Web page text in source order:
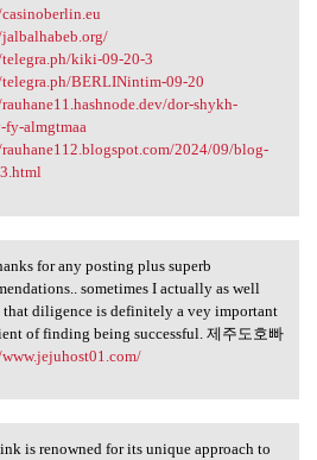
kiki-09-20-3
BERLINintim-09-20
dor-shykh-
fy-almgtmaa
2024/09/blog-
for any posting
for any posting plus superb
sometimes I actually as well
that diligence is definitely a vey important
of finding being successful. 제주도호빠
is renowned for its unique approach to